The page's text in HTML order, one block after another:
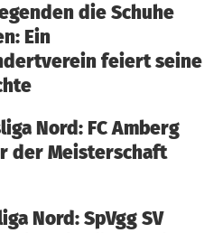
die Schuhe
Ein
feiert seine
Nord: FC Amberg
der Meisterschaft
Nord: SpVgg SV